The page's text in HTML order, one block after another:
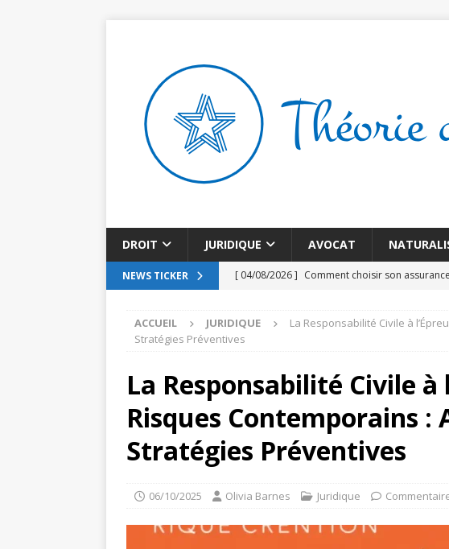
DROIT JURIDIQUE AVOCAT
NEWS TICKER [ 04/08/2026 ] Comment choisir son
[ 27/07/2026 ] Investir dans une assurance
[ 08/08/2026 ]
Cidff 94 : Un soutien
ACCUEIL JURIDIQUE
La Responsabilité Civile à
Stratégies Préventives
La Responsabilité Civile à
Risques Contemporains :
Stratégies Préventives
06/10/2025 Olivia Barnes Juridique